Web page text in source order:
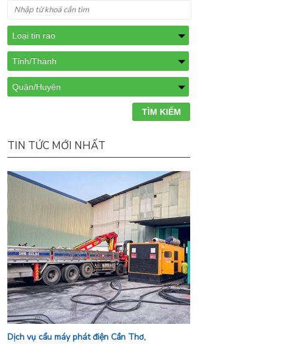
TIN TỨC MỚI NHẤT
Dịch vụ cẩu máy phát điện Cần Thơ,